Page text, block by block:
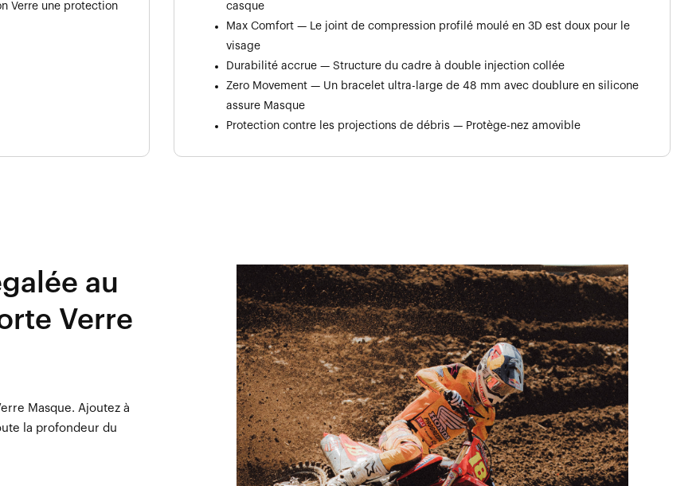
Verre une protection
casque
Max Comfort — Le joint de compression profilé moulé en 3D est doux pour le
visage
Durabilité accrue — Structure du cadre à double injection collée
Zero Movement — Un bracelet ultra-large de 48 mm avec doublure en silicone
assure Masque
Protection contre les projections de débris — Protège-nez amovible
au
Verre
Masque. Ajoutez à
la profondeur du